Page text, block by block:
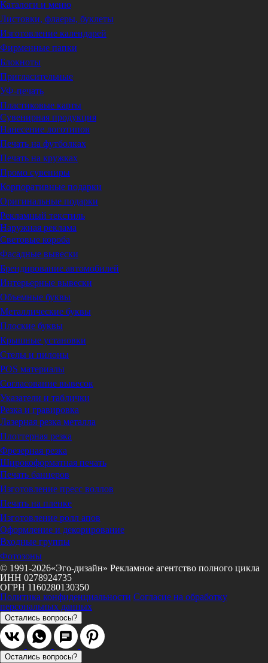
Каталоги и меню
Листовки, флаеры, буклеты
Изготовление календарей
Фирменные папки
Блокноты
Пригласительные
УФ-печать
Пластиковые карты
Сувенирная продукция
Нанесение логотипов
Печать на футболках
Печать на кружках
Промо сувениры
Корпоративные подарки
Оригинальные подарки
Рекламный текстиль
Наружная реклама
Световые короба
Фасадные вывески
Брендирование автомобилей
Интерьерные вывески
Объемные буквы
Металлические буквы
Плоские буквы
Крышные установки
Стелы и пилоны
POS материалы
Согласование вывесок
Указатели и таблички
Резка и гравировка
Лазерная резка металла
Плоттерная резка
Фрезерная резка
Широкоформатная печать
Печать баннеров
Изготовление пресс воллов
Печать на пленке
Изготовление ролл апов
Оформление и декорирование
Входные группы
Фотозоны
© 1991-2026«Эго-дизайн» Рекламное агентство полного цикла
ИНН 0278924735
ОГРН 1160280130350
Политика конфиденциальности Согласие на обработку
персональных данных
Остались вопросы?
Остались вопросы?